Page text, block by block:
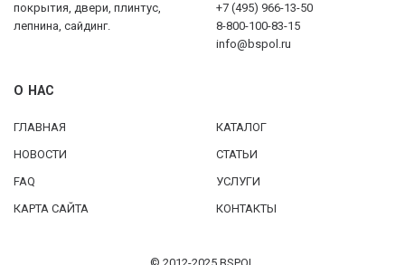
покрытия, двери, плинтус,
лепнина, сайдинг.
+7 (495) 966-13-50
8-800-100-83-15
info@bspol.ru
О НАС
ГЛАВНАЯ
КАТАЛОГ
НОВОСТИ
СТАТЬИ
FAQ
УСЛУГИ
КАРТА САЙТА
КОНТАКТЫ